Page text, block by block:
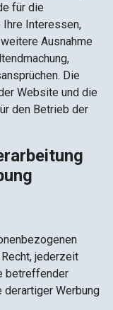
für die
Ihre Interessen,
Ausnahme
Die
Website und die
den Betrieb der
jederzeit
betreffender
Werbung